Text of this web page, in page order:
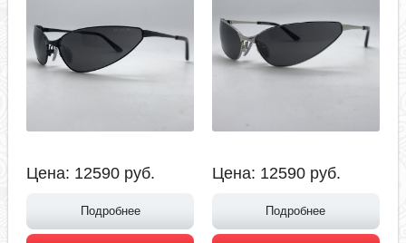
Цена: 12590 руб.
Подробнее
Цена: 12590 руб.
Подробнее